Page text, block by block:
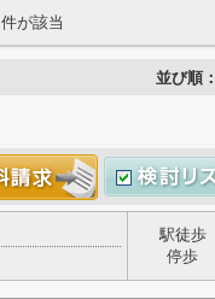
件が該当
並び順：
駅徒歩
停歩